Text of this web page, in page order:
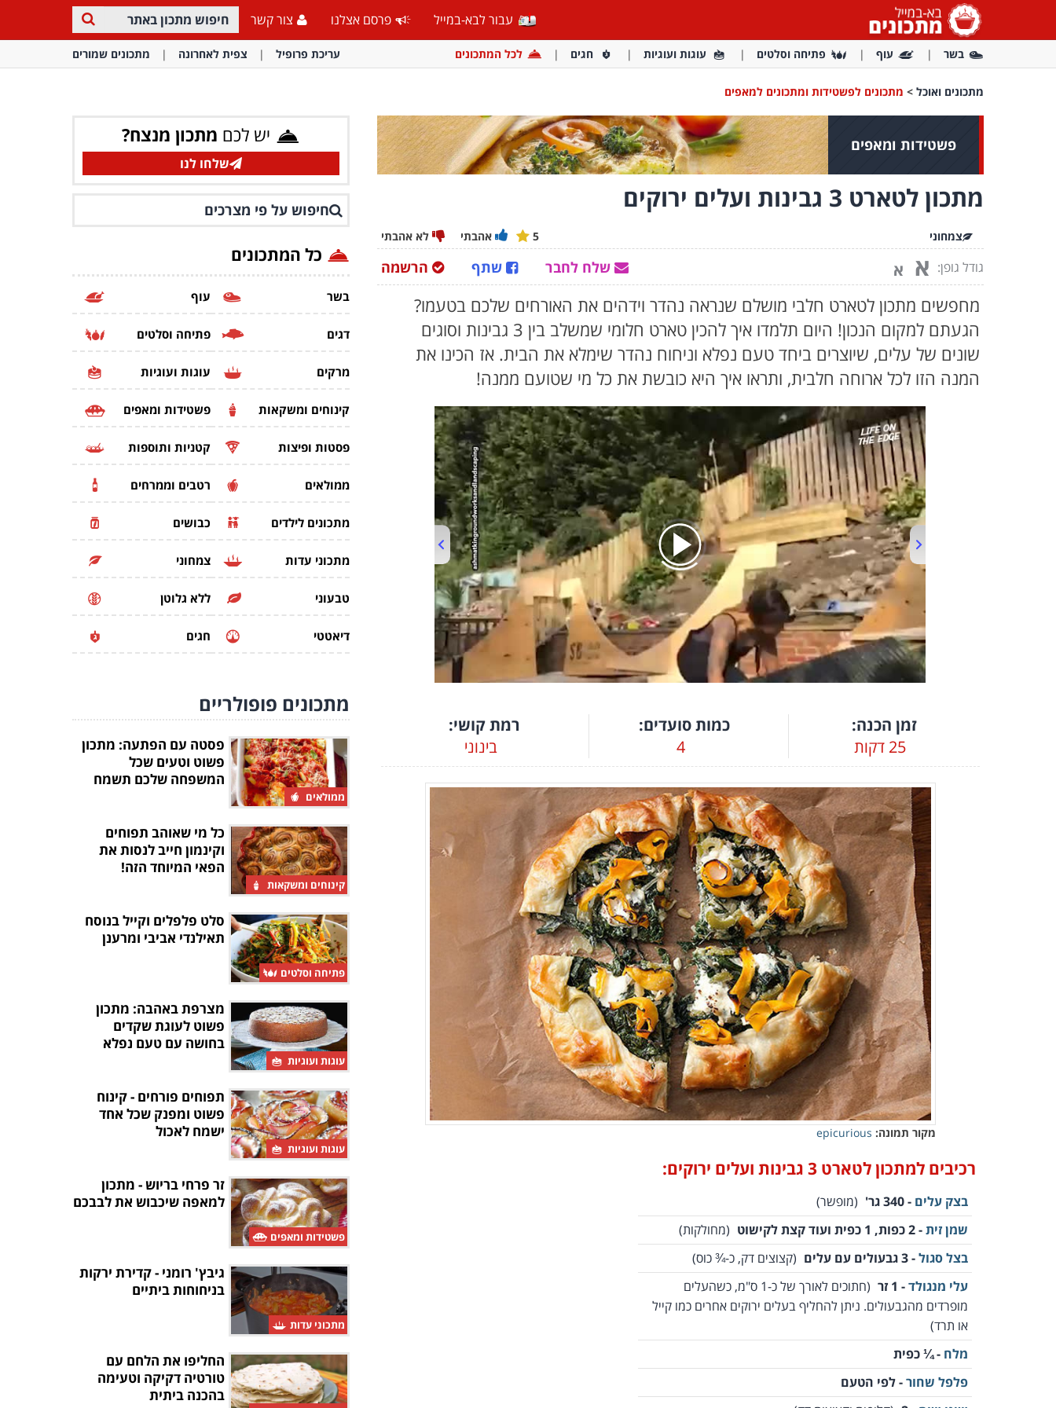
עבור לבא-במייל פרסם אצלנו צור קשר
בשר עוף פתיחה וסלטים עוגות ועוגיות חגים לכל המתכונים עריכת פרופיל צפית לאחרונה מתכונים שמורים
מתכונים ואוכל > מתכונים לפשטידות ומתכונים למאפים
פשטידות ומאפים
מתכון לטארט 3 גבינות ועלים ירוקים
צמחוני אהבתי לא אהבתי 5
גודל גופן: א א הרשמה שתף שלח לחבר
מחפשים מתכון לטארט חלבי מושלם שנראה נהדר וידהים את האורחים שלכם בטעמו?
הגעתם למקום הנכון! היום תלמדו איך להכין טארט חלומי שמשלב בין 3 גבינות וסוגים
שונים של עלים, שיוצרים ביחד טעם נפלא וניחוח נהדר שימלא את הבית. אז הכינו את
המנה הזו לכל ארוחה חלבית, ותראו איך היא כובשת את כל מי שטועם ממנה!
03:19
זמן הכנה:
25 דקות
כמות סועדים:
4
רמת קושי:
בינוני
מקור תמונה: epicurious
רכיבים למתכון לטארט 3 גבינות ועלים ירוקים:
בצק עלים - 340 גר'
(מופשר)
שמן זית- 2 כפות, 1 כפית ועוד קצת לקישוט
(מחולקות)
בצל סגול- 3 גבעולים עם עלים
(קצוצים דק, כ-¾ כוס)
עלי מנגולד- 1 זר
(חתוכים לאורך של כ-1 ס"מ, כשהעלים
מופרדים מהגבעולים. ניתן להחליף בעלים ירוקים אחרים כמו קייל
או תרד)
מלח - ¼ כפית
פלפל שחור- לפי הטעם
יש לכם מתכון מנצח?
שלחו לנו
חיפוש על פי מצרכים
כל המתכונים
בשר עוף
דגים פתיחה וסלטים
מרקים עוגות ועוגיות
קינוחים ומשקאות פשטידות ומאפים
פסטות ופיצות קטניות ותוספות
ממולאים רטבים וממרחים
מתכונים לילדים כבושים
מתכוני עדות צמחוני
טבעוני ללא גלוטן
דיאטטי חגים
מתכונים פופולריים
ממולאים
פסטה עם הפתעה: מתכון
פשוט וטעים שכל
המשפחה שלכם תשמח
קינוחים ומשקאות
כל מי שאוהב תפוחים
וקינמון חייב לנסות את
הפאי המיוחד הזה!
פתיחה וסלטים
סלט פלפלים וקייל בנוסח
תאילנדי אביבי ומרענן
עוגות ועוגיות
מצרפת באהבה: מתכון
פשוט לעוגת שקדים
בחושה עם טעם נפלא
עוגות ועוגיות
תפוחים פורחים - קינוח
פשוט ומפנק שכל אחד
ישמח לאכול
פשטידות ומאפים
זר פרחי בריוש - מתכון
למאפה שיכבוש את לבבכם
מתכוני עדות
גיבץ' רומני - קדירת ירקות
בניחוחות ביתיים
החליפו את הלחם עם
טורטיה דקיקה וטעימה
בהכנה ביתית